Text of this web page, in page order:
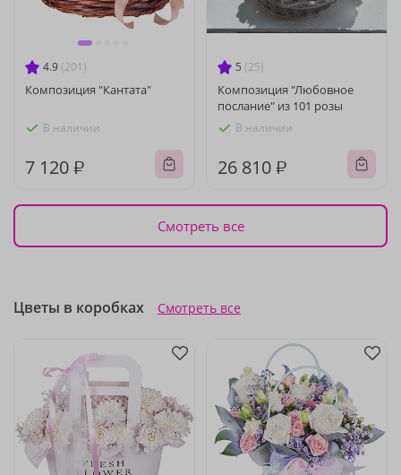
4.9 (201)
Композиция "Кантата"
В наличии
7 120 ₽
5 (25)
Композиция "Любовное
послание" из 101 розы
В наличии
26 810 ₽
Смотреть все
Цветы в коробках Смотреть все